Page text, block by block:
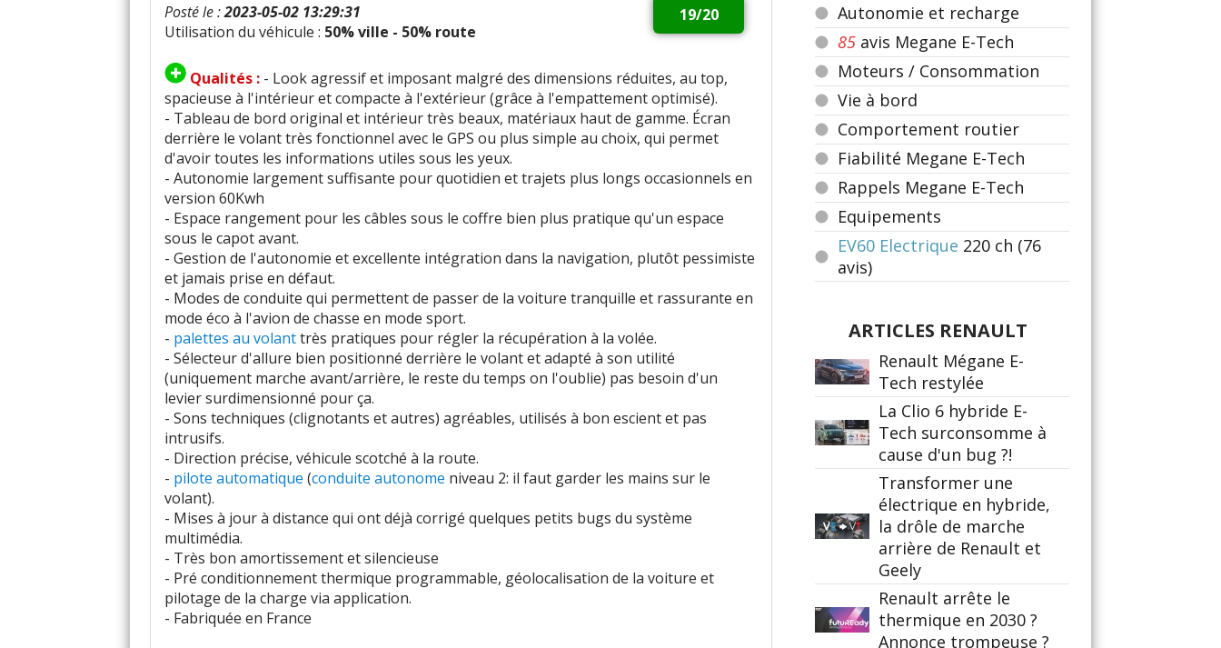
19/20
Posté le :2023-05-02 13:29:31
Utilisation du véhicule : 50% ville - 50% route
Qualités : - Look agressif et imposant malgré des dimensions réduites, au top,
spacieuse à l'intérieur et compacte à l'extérieur (grâce à l'empattement optimisé).
- Tableau de bord original et intérieur très beaux, matériaux haut de gamme. Écran
derrière le volant très fonctionnel avec le GPS ou plus simple au choix, qui permet
d'avoir toutes les informations utiles sous les yeux.
- Autonomie largement suffisante pour quotidien et trajets plus longs occasionnels en
version 60Kwh
- Espace rangement pour les câbles sous le coffre bien plus pratique qu'un espace
sous le capot avant.
- Gestion de l'autonomie et excellente intégration dans la navigation, plutôt pessimiste
et jamais prise en défaut.
- Modes de conduite qui permettent de passer de la voiture tranquille et rassurante en
mode éco à l'avion de chasse en mode sport.
- palettes au volanttrès pratiques pour régler la récupération à la volée.
- Sélecteur d'allure bien positionné derrière le volant et adapté à son utilité
(uniquement marche avant/arrière, le reste du temps on l'oublie) pas besoin d'un
levier surdimensionné pour ça.
- Sons techniques (clignotants et autres) agréables, utilisés à bon escient et pas
intrusifs.
- Direction précise, véhicule scotché à la route.
- pilote automatique (conduite autonome niveau 2: il faut garder les mains sur le
volant).
- Mises à jour à distance qui ont déjà corrigé quelques petits bugs du système
multimédia.
- Très bon amortissement et silencieuse
- Pré conditionnement thermique programmable, géolocalisation de la voiture et
pilotage de la charge via application.
- Fabriquée en France
Autonomie et recharge
85 avis Megane E-Tech
Moteurs / Consommation
Vie à bord
Comportement routier
Fiabilité Megane E-Tech
Rappels Megane E-Tech
Equipements
EV60 Electrique 220 ch (76
avis)
ARTICLES RENAULT
Renault Mégane E-
Tech restylée
La Clio 6 hybride E-
Tech surconsomme à
cause d'un bug ?!
Transformer une
électrique en hybride,
la drôle de marche
arrière de Renault et
Geely
Renault arrête le
thermique en 2030 ?
Annonce trompeuse ?